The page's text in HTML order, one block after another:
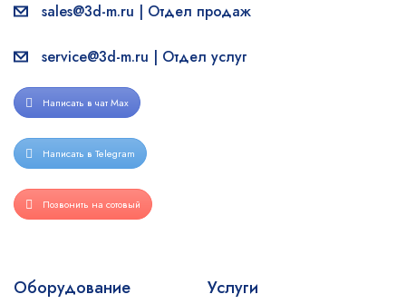
sales@3d-m.ru | Отдел продаж
service@3d-m.ru | Отдел услуг
Написать в чат Max
Написать в Telegram
Позвонить на сотовый
Оборудование Услуги